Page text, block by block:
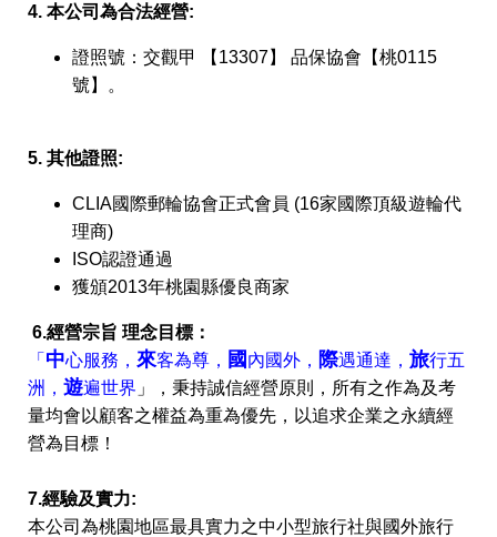
4. 本公司為合法經營:
證照號：交觀甲 【13307】 品保協會【桃0115
號】。
5. 其他證照:
CLIA國際郵輪協會正式會員 (16家國際頂級遊輪代
理商)
ISO認證通過
獲頒2013年桃園縣優良商家
6.經營宗旨 理念目標：
「 中心服務， 來客為尊， 國 內國外， 際遇通達， 旅行五
洲， 遊遍世界 」，秉持誠信經營原則，所有之作為及考
量均會以顧客之權益為重為優先，以追求企業之永續經
營為目標！
7.經驗及實力:
本公司為桃園地區最具實力之中小型旅行社與國外旅行